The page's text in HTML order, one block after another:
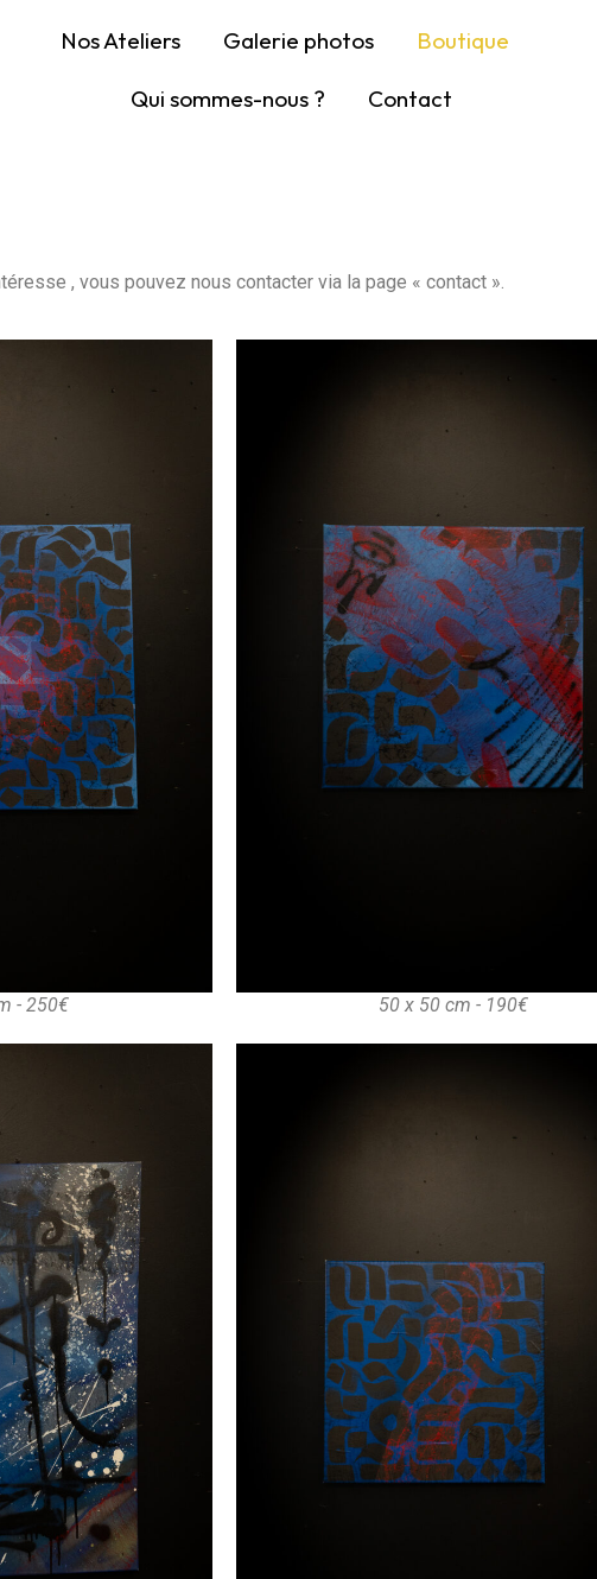
Nos Ateliers Galerie photos Boutique
Qui sommes-nous ? Contact
, vous pouvez nous contacter via la page « contact ».
- 250€ 50 x 50 cm - 190€